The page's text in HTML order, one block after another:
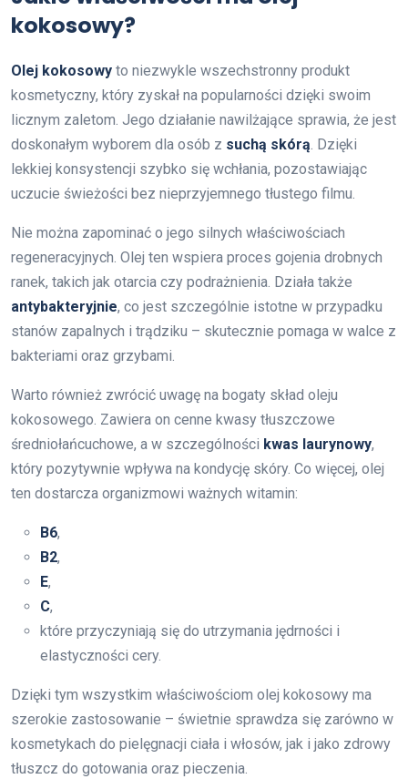
kokosowy?
Olej kokosowy to niezwykle wszechstronny produkt
kosmetyczny, który zyskał na popularności dzięki swoim
licznym zaletom. Jego działanie nawilżające sprawia, że jest
doskonałym wyborem dla osób z suchą skórą. Dzięki
lekkiej konsystencji szybko się wchłania, pozostawiając
uczucie świeżości bez nieprzyjemnego tłustego filmu.
Nie można zapominać o jego silnych właściwościach
regeneracyjnych. Olej ten wspiera proces gojenia drobnych
ranek, takich jak otarcia czy podrażnienia. Działa także
antybakteryjnie, co jest szczególnie istotne w przypadku
stanów zapalnych i trądziku – skutecznie pomaga w walce z
bakteriami oraz grzybami.
Warto również zwrócić uwagę na bogaty skład oleju
kokosowego. Zawiera on cenne kwasy tłuszczowe
średniołańcuchowe, a w szczególności kwas laurynowy,
który pozytywnie wpływa na kondycję skóry. Co więcej, olej
ten dostarcza organizmowi ważnych witamin:
B6,
B2,
E,
C,
które przyczyniają się do utrzymania jędrności i
elastyczności cery.
Dzięki tym wszystkim właściwościom olej kokosowy ma
szerokie zastosowanie – świetnie sprawdza się zarówno w
kosmetykach do pielęgnacji ciała i włosów, jak i jako zdrowy
tłuszcz do gotowania oraz pieczenia.